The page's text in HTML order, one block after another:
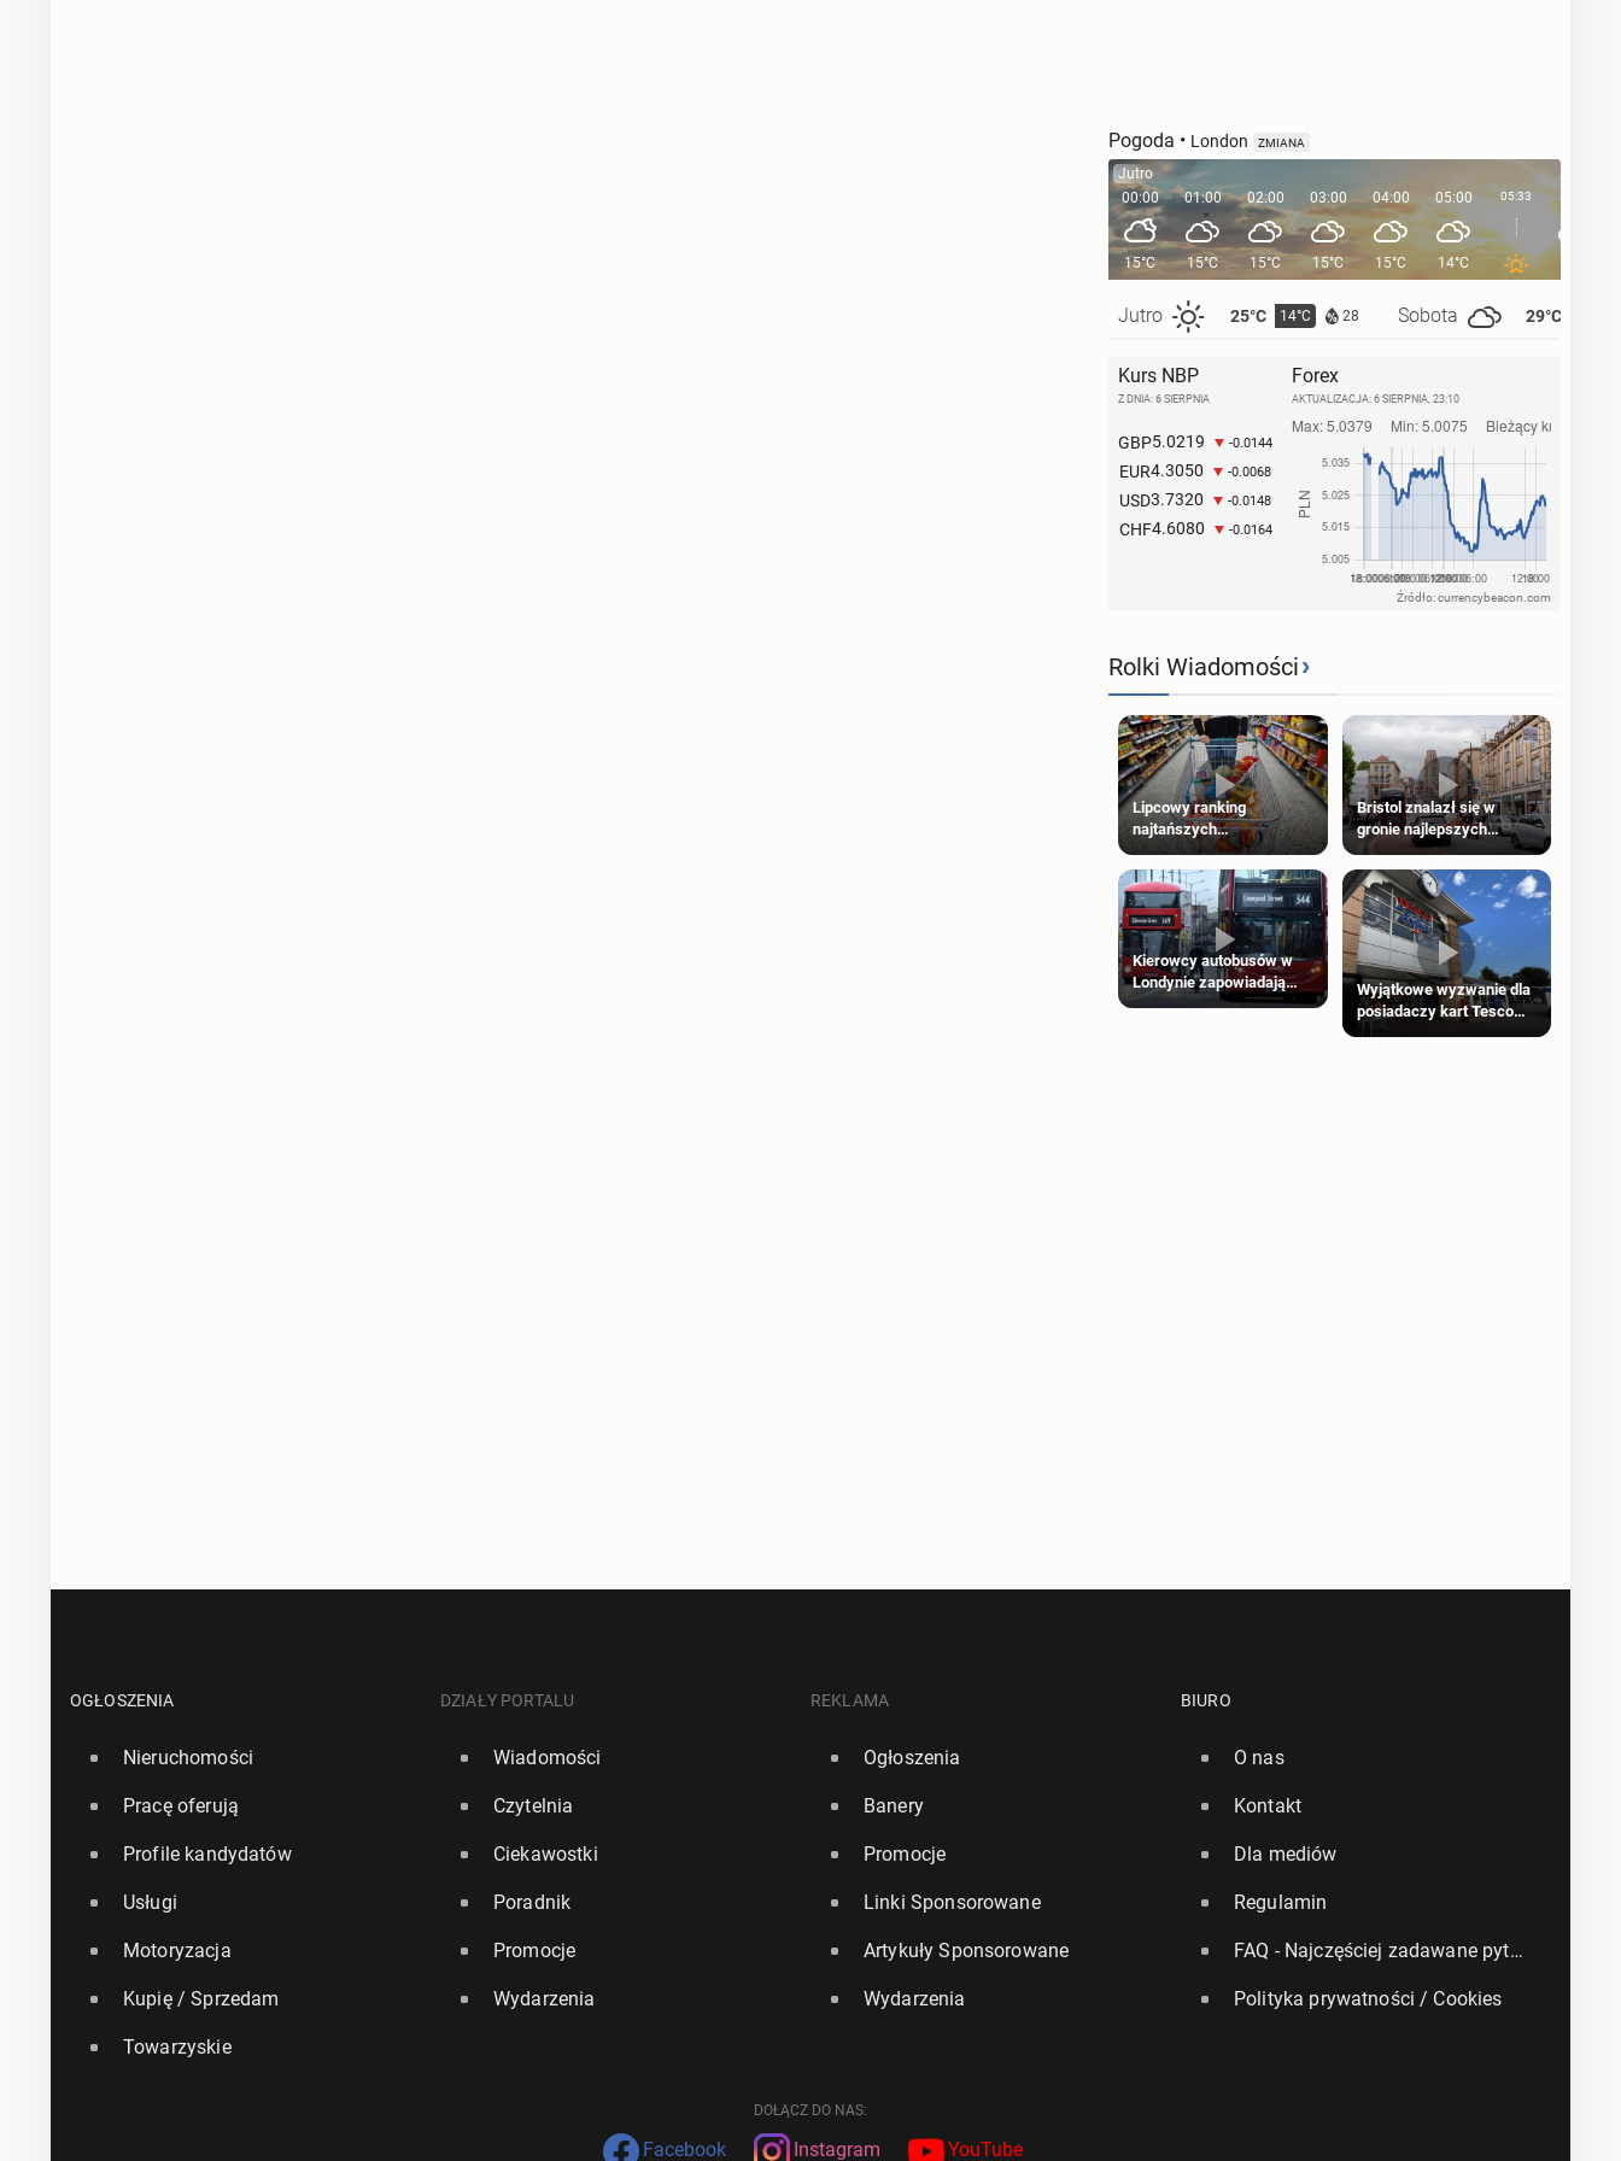
Pogoda • London ZMIANA
Jutro
00:00
15°C
Jutro 25°C 14°C 28 Sobota 29°C
01:00
15°C
02:00
15°C
03:00
15°C
04:00
15°C
05:00
14°C
05:33 06:00
Kurs NBP
Z DNIA: 6 SIERPNIA
GBP5.0219 -0.0144
EUR4.3050 -0.0068
USD3.7320 -0.0148
CHF4.6080 -0.0164
Forex
AKTUALIZACJA: 6 SIERPNIA, 23:10
Źródło: currencybeacon.com
Rolki Wiadomości›
Lipcowy ranking
najtańszych
supermarketów
Bristol znalazł się w
gronie najlepszych
kierunków podróży na
świecie
Kierowcy autobusów w
Londynie zapowiadają
strajki
Wyjątkowe wyzwanie dla
posiadaczy kart Tesco
Clubcard!
OGŁOSZENIA
Nieruchomości
Pracę oferują
Profile kandydatów
Usługi
Motoryzacja
Kupię / Sprzedam
Towarzyskie
DZIAŁY PORTALU
Wiadomości
Czytelnia
Ciekawostki
Poradnik
Promocje
Wydarzenia
REKLAMA
Ogłoszenia
Banery
Promocje
Linki Sponsorowane
Artykuły Sponsorowane
Wydarzenia
BIURO
O nas
Kontakt
Dla mediów
Regulamin
FAQ - Najczęściej zadawane pytania
Polityka prywatności / Cookies
DOŁĄCZ DO NAS:
Facebook Instagram YouTube